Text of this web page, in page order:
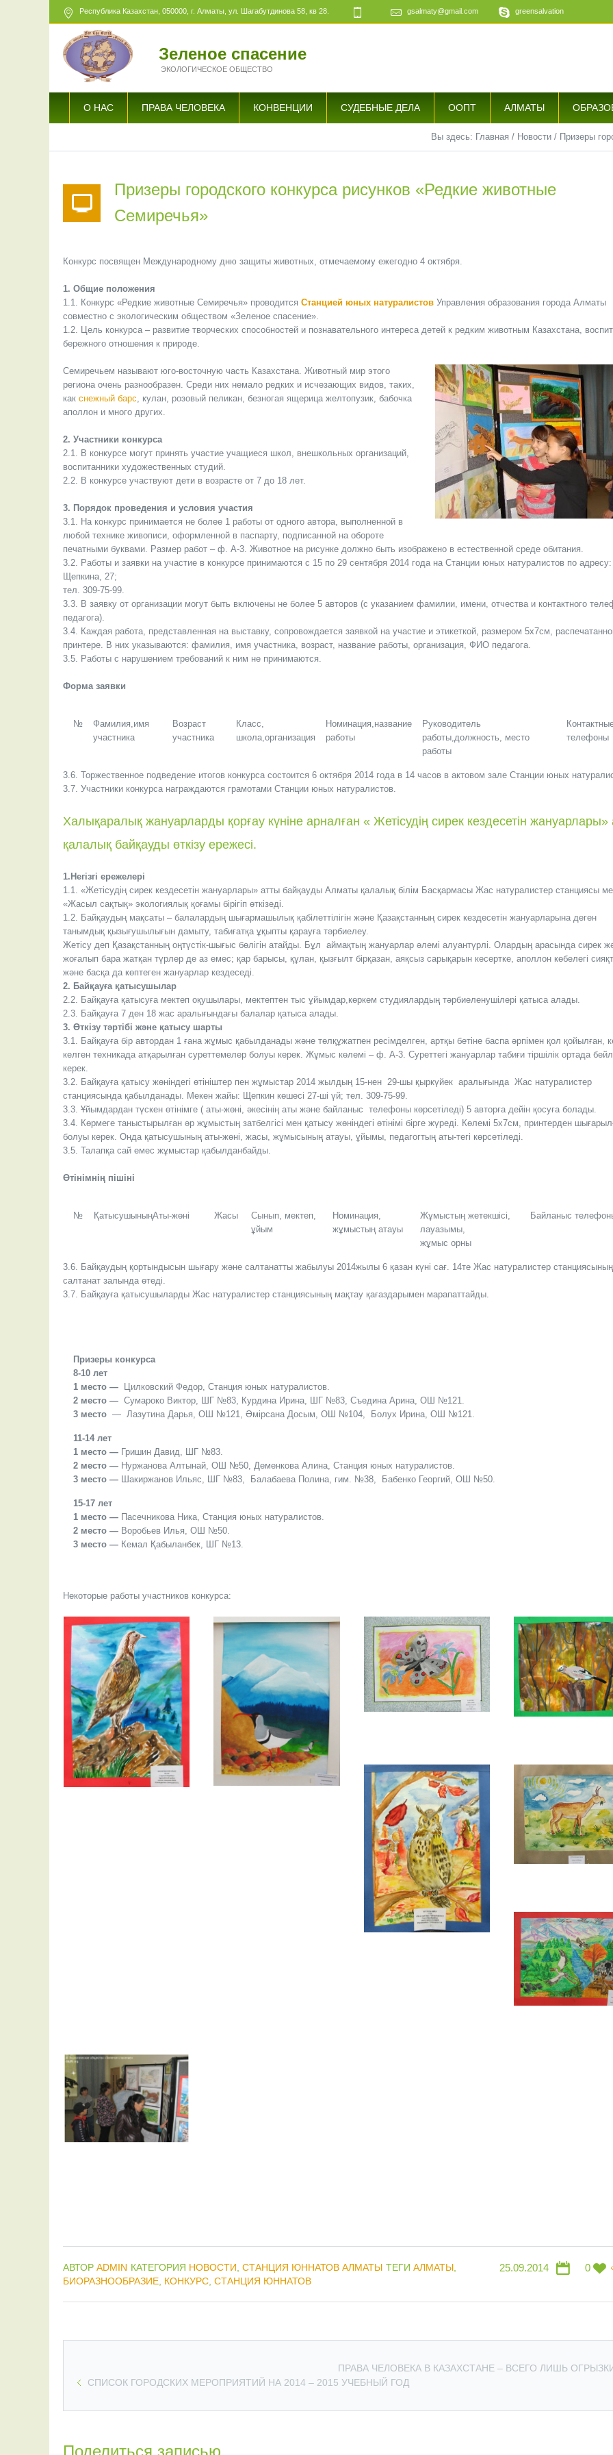
Республика Казахстан, 050000, г. Алматы, ул. Шагабутдинова 58, кв 28. gsalmaty@gmail.com greensalvation
Зеленое спасение
ЭКОЛОГИЧЕСКОЕ ОБЩЕСТВО
О НАС ПРАВА ЧЕЛОВЕКА КОНВЕНЦИИ СУДЕБНЫЕ ДЕЛА ООПТ АЛМАТЫ
Вы здесь: Главная / Новости / Призеры
Призеры городского конкурса рисунков «Редкие животные
Семиречья»
Конкурс посвящен Международному дню защиты животных, отмечаемому ежегодно 4 октября.
1. Общие положения
1.1. Конкурс «Редкие животные Семиречья» проводитсяСтанцией юных натуралистов Управления образования города Алматы
совместно с экологическим обществом «Зеленое спасение».
1.2. Цель конкурса – развитие творческих способностей и познавательного интереса детей к редким животным Казахстана,
бережного отношения к природе.
Семиречьем называют юго-восточную часть Казахстана. Животный мир этого
региона очень разнообразен. Среди них немало редких и исчезающих видов, таких,
какснежный барс, кулан, розовый пеликан, безногая ящерица желтопузик, бабочка
аполлон и много других.
2. Участники конкурса
2.1. В конкурсе могут принять участие учащиеся школ, внешкольных организаций,
воспитанники художественных студий.
2.2. В конкурсе участвуют дети в возрасте от 7 до 18 лет.
3. Порядок проведения и условия участия
3.1. На конкурс принимается не более 1 работы от одного автора, выполненной в
любой технике живописи, оформленной в паспарту, подписанной на обороте
печатными буквами. Размер работ – ф. А-3. Животное на рисунке должно быть изображено в естественной среде обитания.
3.2. Работы и заявки на участие в конкурсе принимаются с 15 по 29 сентября 2014 года на Станции юных натуралистов по
Щепкина, 27;
тел. 309-75-99.
3.3. В заявку от организации могут быть включены не более 5 авторов (с указанием фамилии, имени, отчества и контактного
педагога).
3.4. Каждая работа, представленная на выставку, сопровождается заявкой на участие и этикеткой, размером 5х7см,
принтере. В них указываются: фамилия, имя участника, возраст, название работы, организация, ФИО педагога.
3.5. Работы с нарушением требований к ним не принимаются.
Форма заявки
№
Фамилия,имя
участника
Возраст
участника
Класс,
школа,организация
Номинация,название
работы
Руководитель
работы,должность, место
работы
телефоны
3.6. Торжественное подведение итогов конкурса состоится 6 октября 2014 года в 14 часов в актовом зале Станции юных
3.7. Участники конкурса награждаются грамотами Станции юных натуралистов.
Халықаралық жануарларды қорғау күніне арналған « Жетісудің сирек кездесетін жануарлары»
қалалық байқауды өткізу ережесі.
1.Негізгі ережелері
1.1. «Жетісудің сирек кездесетін жануарлары» атты байқауды Алматы қалалық білім Басқармасы Жас натуралистер станциясы
«Жасыл сақтық» экологиялық қоғамы бірігіп өткізеді.
1.2. Байқаудың мақсаты – балалардың шығармашылық қабілеттілігін және Қазақстанның сирек кездесетін жануарларына деген
танымдық қызығушылығын дамыту, табиғатқа ұқыпты қарауға тәрбиелеу.
Жетісу деп Қазақстанның оңтүстік-шығыс бөлігін атайды. Бұл аймақтың жануарлар әлемі алуантүрлі. Олардың арасында сирек
жоғалып бара жатқан түрлер де аз емес; қар барысы, құлан, қызғылт бірқазан, аяқсыз сарықарын кесертке, аполлон көбелегі
және басқа да көптеген жануарлар кездеседі.
2. Байқауға қатысушылар
2.2. Байқауға қатысуға мектеп оқушылары, мектептен тыс ұйымдар,көркем студиялардың тәрбиеленушілері қатыса алады.
2.3. Байқауға 7 ден 18 жас аралығындағы балалар қатыса алады.
3. Өткізу тәртібі және қатысу шарты
3.1. Байқауға бір автордан 1 ғана жұмыс қабылданады және төлқұжатпен ресімделген, артқы бетіне баспа әрпімен қол қойылған,
келген техникада атқарылған суреттемелер болуы керек. Жұмыс көлемі – ф. А-3. Суреттегі жануарлар табиғи тіршілік ортада
керек.
3.2. Байқауға қатысу жөніндегі өтініштер пен жұмыстар 2014 жылдың 15-нен 29-шы қыркүйек аралығында Жас натуралистер
станциясында қабылданады. Мекен жайы: Щепкин көшесі 27-ші үй; тел. 309-75-99.
3.3. Ұйымдардан түскен өтінімге ( аты-жөні, әкесінің аты және байланыс телефоны көрсетіледі) 5 авторға дейін қосуға болады.
3.4. Көрмеге таныстырылған әр жұмыстың затбелгісі мен қатысу жөніндегі өтінімі бірге жүреді. Көлемі 5х7см, принтерден
болуы керек. Онда қатысушының аты-жөні, жасы, жұмысының атауы, ұйымы, педагогтың аты-тегі көрсетіледі.
3.5. Талапқа сай емес жұмыстар қабылданбайды.
Өтінімнің пішіні
№ ҚатысушыныңАты-жөні Жасы
Сынып, мектеп,
ұйым
Номинация,
жұмыстың атауы
Жұмыстың жетекшісі,
лауазымы,
жұмыс орны
Байланыс
3.6. Байқаудың қортындысын шығару және салтанатты жабылуы 2014жылы 6 қазан күні сағ. 14те Жас натуралистер станциясының
салтанат залында өтеді.
3.7. Байқауға қатысушыларды Жас натуралистер станциясының мақтау қағаздарымен марапаттайды.
Призеры конкурса
8-10 лет
1 место —
Цилковский Федор, Станция юных натуралистов.
2 место —Сумароко Виктор, ШГ №83, Курдина Ирина, ШГ №83, Съедина Арина, ОШ №121.
3 место — Лазутина Дарья, ОШ №121, Әмірсана Досым, ОШ №104, Болух Ирина, ОШ №121.
11-14 лет
1 место — Гришин Давид, ШГ №83.
2 место — Нуржанова Алтынай, ОШ №50, Деменкова Алина, Станция юных натуралистов.
3 место — Шакиржанов Ильяс, ШГ №83, Балабаева Полина, гим. №38, Бабенко Георгий, ОШ №50.
15-17 лет
1 место — Пасечникова Ника, Станция юных натуралистов.
2 место — Воробьев Илья, ОШ №50.
3 место — Кемал Қабыланбек, ШГ №13.
Некоторые работы участников конкурса:
25.09.2014 0
АВТОР ADMIN КАТЕГОРИЯ НОВОСТИ СТАНЦИЯ ЮННАТОВ АЛМАТЫ ТЕГИ АЛМАТЫ
БИОРАЗНООБРАЗИЕ КОНКУРС СТАНЦИЯ ЮННАТОВ
ПРАВА ЧЕЛОВЕКА В КАЗАХСТАНЕ – ВСЕГО ЛИШЬ
СПИСОК ГОРОДСКИХ МЕРОПРИЯТИЙ НА 2014 – 2015 УЧЕБНЫЙ ГОД
Поделиться записью